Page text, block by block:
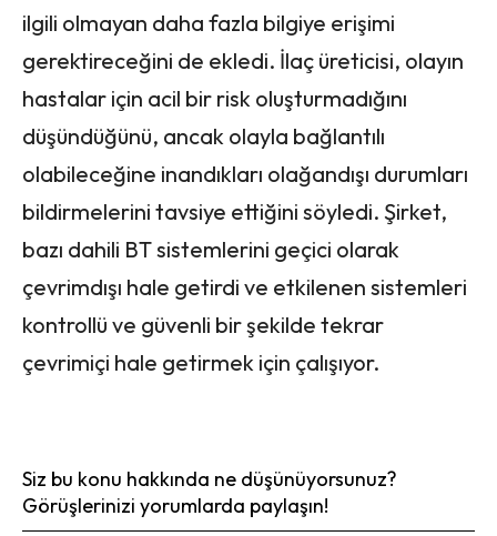
ilgili olmayan daha fazla bilgiye erişimi
gerektireceğini de ekledi. İlaç üreticisi, olayın
hastalar için acil bir risk oluşturmadığını
düşündüğünü, ancak olayla bağlantılı
olabileceğine inandıkları olağandışı durumları
bildirmelerini tavsiye ettiğini söyledi. Şirket,
bazı dahili BT sistemlerini geçici olarak
çevrimdışı hale getirdi ve etkilenen sistemleri
kontrollü ve güvenli bir şekilde tekrar
çevrimiçi hale getirmek için çalışıyor.
Siz bu konu hakkında ne düşünüyorsunuz?
Görüşlerinizi yorumlarda paylaşın!